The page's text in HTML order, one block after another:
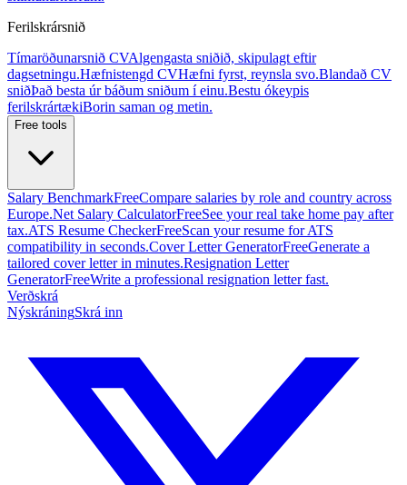
Ferilskrársnið
Tímaröðunarsnið CVAlgengasta sniðið, skipulagt eftir
dagsetningu.Hæfnistengd CVHæfni fyrst, reynsla svo.Blandað CV
sniðÞað besta úr báðum sniðum í einu.Bestu ókeypis
ferilskrártækiBorin saman og metin.
Free tools
Salary BenchmarkFreeCompare salaries by role and country across
Europe.Net Salary CalculatorFreeSee your real take home pay after
tax.ATS Resume CheckerFreeScan your resume for ATS
compatibility in seconds.Cover Letter GeneratorFreeGenerate a
tailored cover letter in minutes.Resignation Letter
GeneratorFreeWrite a professional resignation letter fast.
Verðskrá
NýskráningSkrá inn